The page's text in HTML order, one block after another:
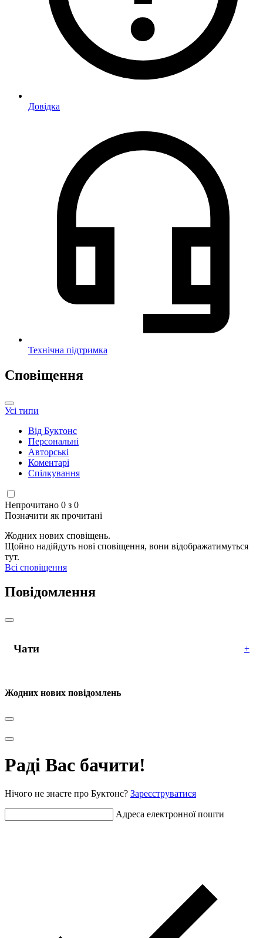
Довідка
Технічна підтримка
Сповіщення
Усі типи
Від Буктонс
Персональні
Авторські
Коментарі
Спілкування
Непрочитано 0 з 0
Позначити як прочитані
Жодних нових сповіщень.
Щойно надійдуть нові сповіщення, вони відображатимуться
тут.
Всі сповіщення
Повідомлення
Чати +
Жодних нових повідомлень
Раді Вас бачити!
Нічого не знаєте про Буктонс? Зареєструватися
Адреса електронної пошти